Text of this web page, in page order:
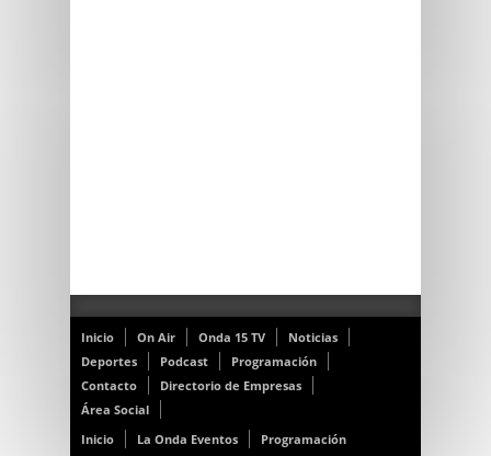
Inicio On Air Onda 15 TV
Noticias
Deportes
Podcast
Programación
Contacto
Directorio de Empresas
Área Social
Inicio
La Onda Eventos Programación